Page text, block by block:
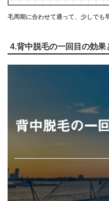
毛周期に合わせて通って、少しでも
4.背中脱毛の一回目の効果